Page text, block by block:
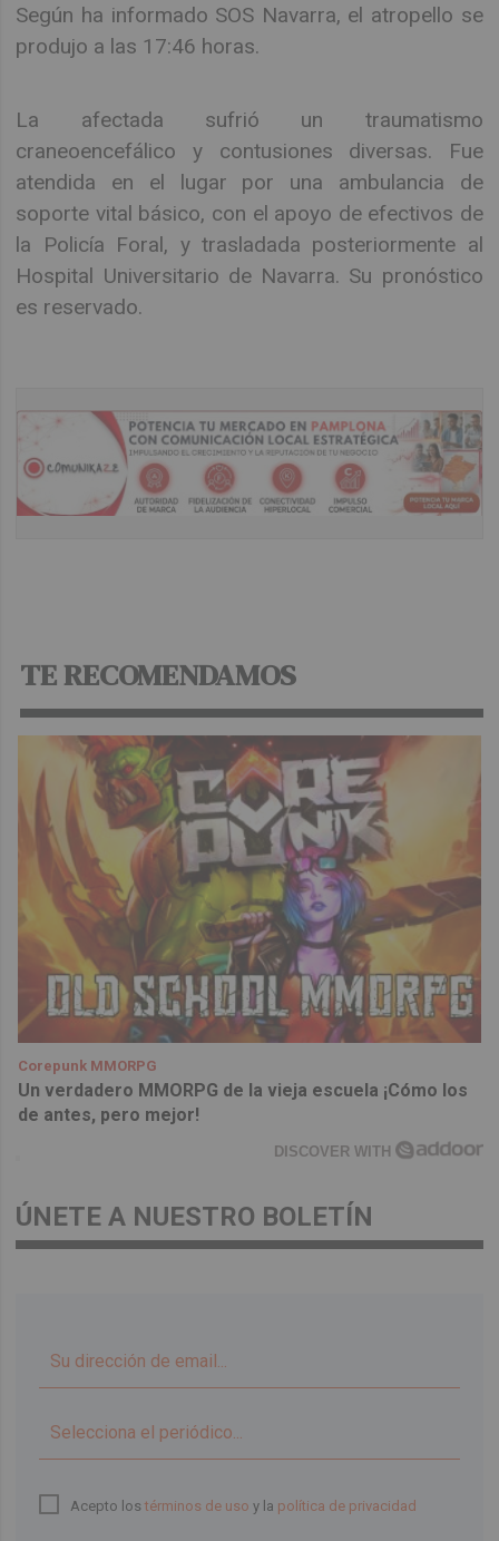
Según ha informado SOS Navarra, el atropello se
produjo a las 17:46 horas.
La afectada sufrió un traumatismo
craneoencefálico y contusiones diversas. Fue
atendida en el lugar por una ambulancia de
soporte vital básico, con el apoyo de efectivos de
la Policía Foral, y trasladada posteriormente al
Hospital Universitario de Navarra. Su pronóstico
es reservado.
TE RECOMENDAMOS
Corepunk MMORPG
Un verdadero MMORPG de la vieja escuela ¡Cómo los
de antes, pero mejor!
DISCOVER WITH
ÚNETE A NUESTRO BOLETÍN
Acepto lostérminos de uso y la política de privacidad